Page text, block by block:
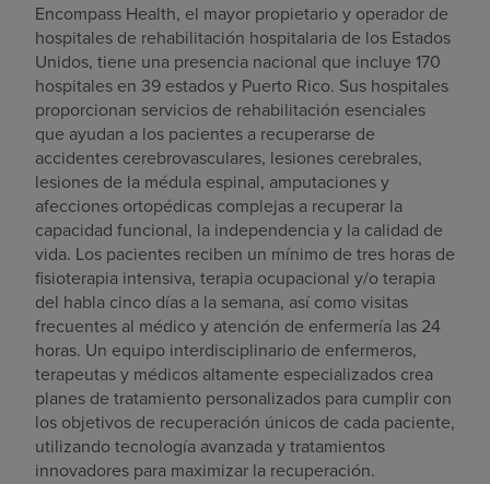
Encompass Health, el mayor propietario y operador de
hospitales de rehabilitación hospitalaria de los Estados
Unidos, tiene una presencia nacional que incluye 170
hospitales en 39 estados y Puerto Rico. Sus hospitales
proporcionan servicios de rehabilitación esenciales
que ayudan a los pacientes a recuperarse de
accidentes cerebrovasculares, lesiones cerebrales,
lesiones de la médula espinal, amputaciones y
afecciones ortopédicas complejas a recuperar la
capacidad funcional, la independencia y la calidad de
vida. Los pacientes reciben un mínimo de tres horas de
fisioterapia intensiva, terapia ocupacional y/o terapia
del habla cinco días a la semana, así como visitas
frecuentes al médico y atención de enfermería las 24
horas. Un equipo interdisciplinario de enfermeros,
terapeutas y médicos altamente especializados crea
planes de tratamiento personalizados para cumplir con
los objetivos de recuperación únicos de cada paciente,
utilizando tecnología avanzada y tratamientos
innovadores para maximizar la recuperación.